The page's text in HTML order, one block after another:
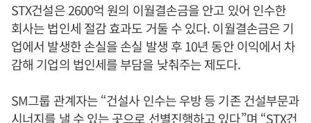
STX건설은 2600억 원의 이월결손금을 안고 있어 인수한
회사는 법인세 절감 효과도 거둘 수 있다. 이월결손금은 기
업에서 발생한 손실을 손실 발생 후 10년 동안 이익에서 차
감해 기업의 법인세를 부담을 낮춰주는 제도다.
SM그룹 관계자는 “건설사 인수는 우방 등 기존 건설부문과
시너지를 낼 수 있는 곳으로 선별진행하고 있다”며 “STX건